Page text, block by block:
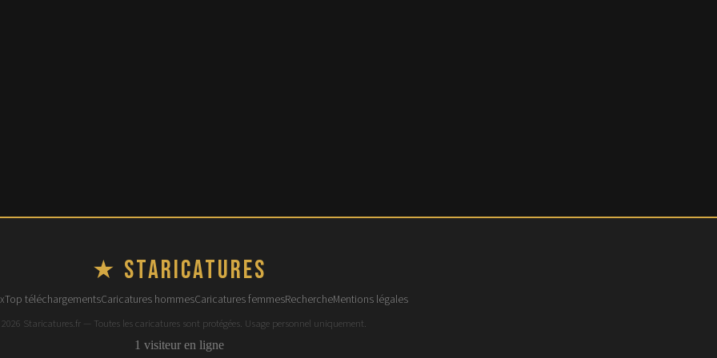
★ Staricatures
Top téléchargementsCaricatures hommesCaricatures femmesRechercheMentions légales
Staricatures.fr — Toutes les caricatures sont protégées. Usage personnel uniquement.